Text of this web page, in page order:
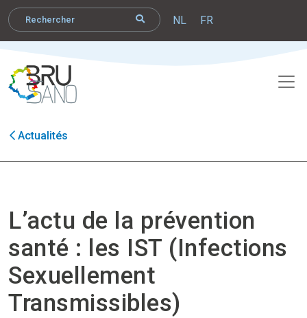
NL FR
Actualités
L’actu de la prévention
santé : les IST (Infections
Sexuellement
Transmissibles)